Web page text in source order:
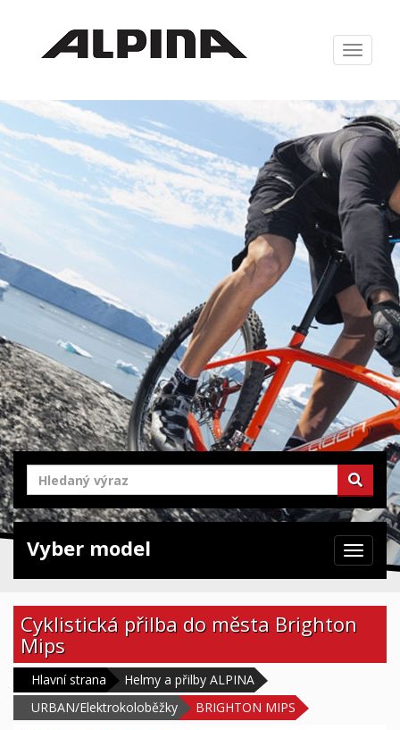
Zabrazit
navigaci
Zabrazit
navigaci
Vyber model
Cyklistická přilba do města Brighton
Mips
Hlavní strana
Helmy a přilby ALPINA
URBAN/Elektrokoloběžky
BRIGHTON MIPS